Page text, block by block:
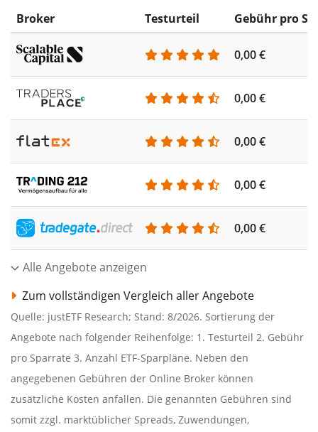
Broker Testurteil Gebühr pro
0,00 €
0,00 €
0,00 €
0,00 €
0,00 €
Alle Angebote anzeigen
Zum vollständigen Vergleich aller Angebote
Quelle: justETF Research; Stand: 8/2026. Sortierung der
Angebote nach folgender Reihenfolge: 1. Testurteil 2. Gebühr
pro Sparrate 3. Anzahl ETF-Sparpläne. Neben den
angegebenen Gebühren der Online Broker können
zusätzliche Kosten anfallen. Die genannten Gebühren sind
somit zzgl. marktüblicher Spreads, Zuwendungen,